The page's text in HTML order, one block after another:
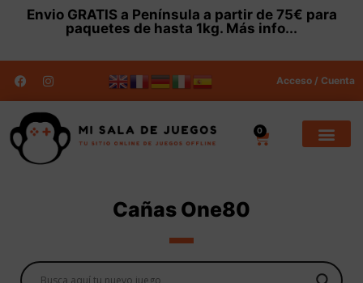
Envio GRATISa Península a partir de 75€ para
paquetes de hasta 1kg. Más info...
Acceso / Cuenta
0
Cañas One80